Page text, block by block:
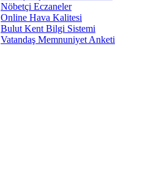
Nöbetçi Eczaneler
Online Hava Kalitesi
Bulut Kent Bilgi Sistemi
Vatandaş Memnuniyet Anketi